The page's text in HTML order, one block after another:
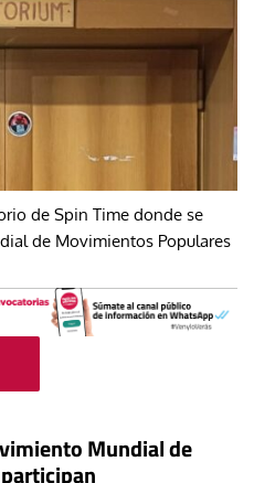
de Spin Time donde se
de Movimientos Populares
Mundial de